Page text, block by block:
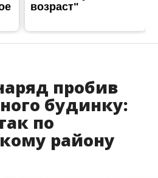
пробив
будинку:
по
району